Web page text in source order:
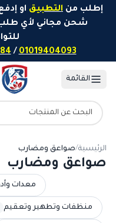
تخطَّ إلى المحتوى
إطلب من التطبيق
01019404093
/
القائمة
الرئيسية/صواعق ومضارب
صواعق ومضارب
معدات
منظفات وتطهير وتعقيم